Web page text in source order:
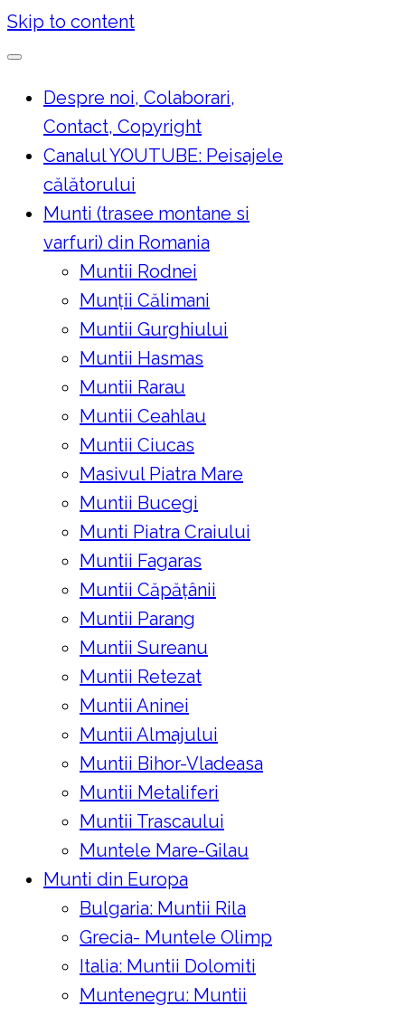
Skip to content
Despre noi, Colaborari,
Contact, Copyright
Canalul YOUTUBE: Peisajele
călătorului
Munti (trasee montane si
varfuri) din Romania
Muntii Rodnei
Munţii Călimani
Muntii Gurghiului
Muntii Hasmas
Muntii Rarau
Muntii Ceahlau
Muntii Ciucas
Masivul Piatra Mare
Muntii Bucegi
Munti Piatra Craiului
Muntii Fagaras
Muntii Căpățânii
Muntii Parang
Muntii Sureanu
Muntii Retezat
Muntii Aninei
Muntii Almajului
Muntii Bihor-Vladeasa
Muntii Metaliferi
Muntii Trascaului
Muntele Mare-Gilau
Munti din Europa
Bulgaria: Muntii Rila
Grecia- Muntele Olimp
Italia: Muntii Dolomiti
Muntenegru: Muntii